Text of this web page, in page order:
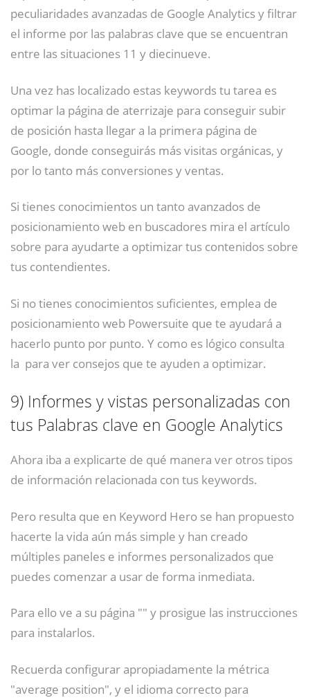
peculiaridades avanzadas de Google Analytics y filtrar
el informe por las palabras clave que se encuentran
entre las situaciones 11 y diecinueve.
Una vez has localizado estas keywords tu tarea es
optimar la página de aterrizaje para conseguir subir
de posición hasta llegar a la primera página de
Google, donde conseguirás más visitas orgánicas, y
por lo tanto más conversiones y ventas.
Si tienes conocimientos un tanto avanzados de
posicionamiento web en buscadores mira el artículo
sobre para ayudarte a optimizar tus contenidos sobre
tus contendientes.
Si no tienes conocimientos suficientes, emplea de
posicionamiento web Powersuite que te ayudará a
hacerlo punto por punto. Y como es lógico consulta
la para ver consejos que te ayuden a optimizar.
9) Informes y vistas personalizadas con
tus Palabras clave en Google Analytics
Ahora iba a explicarte de qué manera ver otros tipos
de información relacionada con tus keywords.
Pero resulta que en Keyword Hero se han propuesto
hacerte la vida aún más simple y han creado
múltiples paneles e informes personalizados que
puedes comenzar a usar de forma inmediata.
Para ello ve a su página "" y prosigue las instrucciones
para instalarlos.
Recuerda configurar apropiadamente la métrica
"average position", y el idioma correcto para